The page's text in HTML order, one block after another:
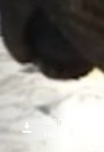
Загрузить